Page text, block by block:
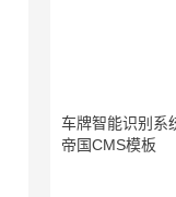
车牌智能识别系
帝国CMS模板